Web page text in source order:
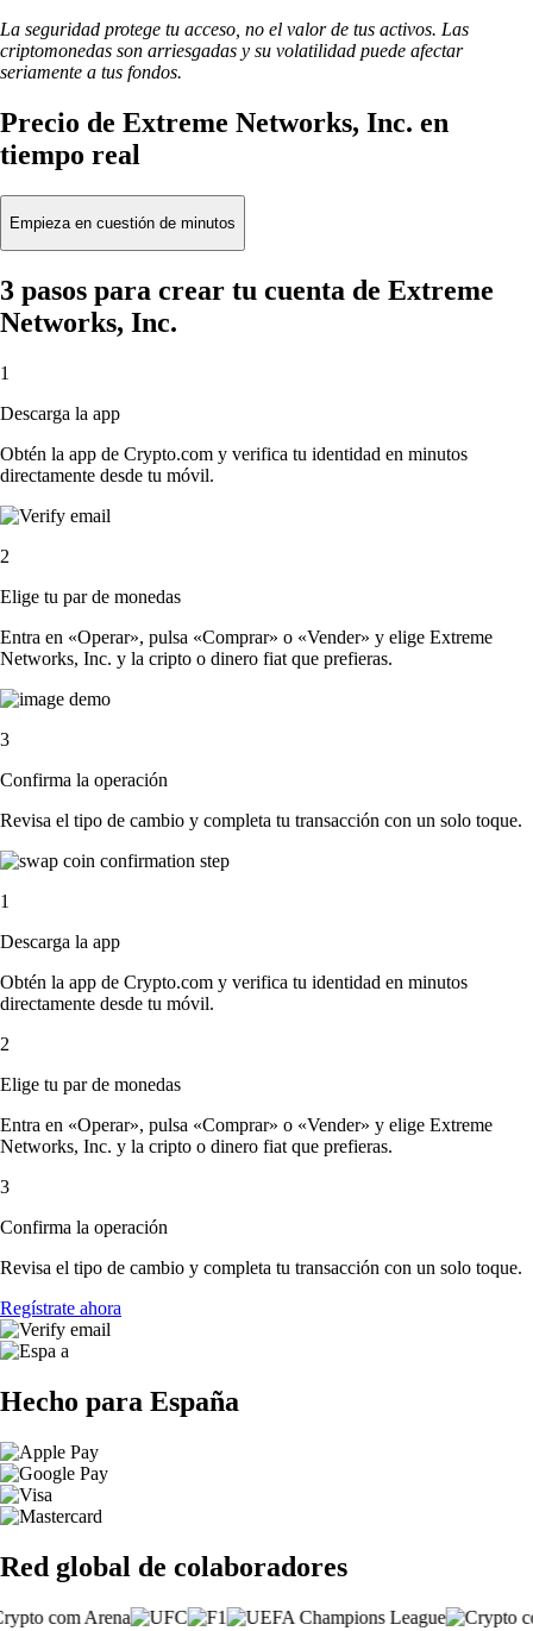
La seguridad protege tu acceso, no el valor de tus activos. Las
criptomonedas son arriesgadas y su volatilidad puede afectar
seriamente a tus fondos.
Precio de Extreme Networks, Inc. en
tiempo real
Empieza en cuestión de minutos
3 pasos para crear tu cuenta de Extreme
Networks, Inc.
1
Descarga la app
Obtén la app de Crypto.com y verifica tu identidad en minutos
directamente desde tu móvil.
2
Elige tu par de monedas
Entra en «Operar», pulsa «Comprar» o «Vender» y elige Extreme
Networks, Inc. y la cripto o dinero fiat que prefieras.
3
Confirma la operación
Revisa el tipo de cambio y completa tu transacción con un solo toque.
1
Descarga la app
Obtén la app de Crypto.com y verifica tu identidad en minutos
directamente desde tu móvil.
2
Elige tu par de monedas
Entra en «Operar», pulsa «Comprar» o «Vender» y elige Extreme
Networks, Inc. y la cripto o dinero fiat que prefieras.
3
Confirma la operación
Revisa el tipo de cambio y completa tu transacción con un solo toque.
Regístrate ahora
Hecho para España
Red global de colaboradores